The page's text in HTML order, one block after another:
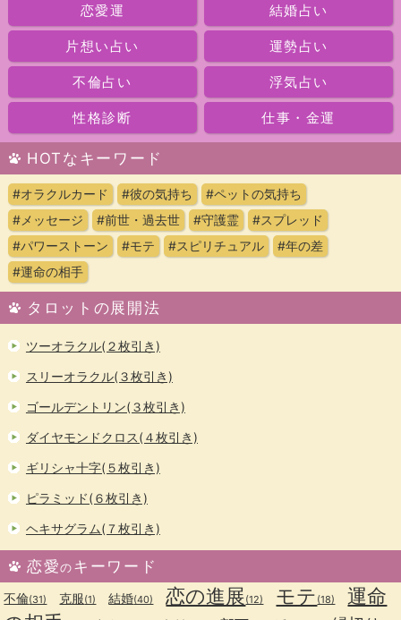
恋愛運 結婚占い
片想い占い 運勢占い
不倫占い 浮気占い
性格診断 仕事・金運
HOTなキーワード
#オラクルカード #彼の気持ち
#ペットの気持ち
#メッセージ
#前世・過去世 #守護霊
#スプレッド
#パワーストーン
#モテ #スピリチュアル
#年の差
#運命の相手
タロットの展開法
ツーオラクル(２枚引き)
スリーオラクル(３枚引き)
ゴールデントリン(３枚引き)
ダイヤモンドクロス(４枚引き)
ギリシャ十字(５枚引き)
ピラミッド(６枚引き)
ヘキサグラム(７枚引き)
恋愛のキーワード
不倫(31) 克服(1) 結婚(40) 恋の進展(12) モテ (18)
運命